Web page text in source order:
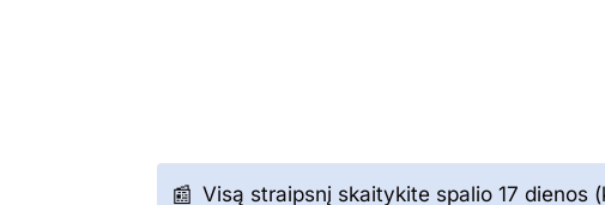
Visą straipsnį skaitykite spalio 17 dienos